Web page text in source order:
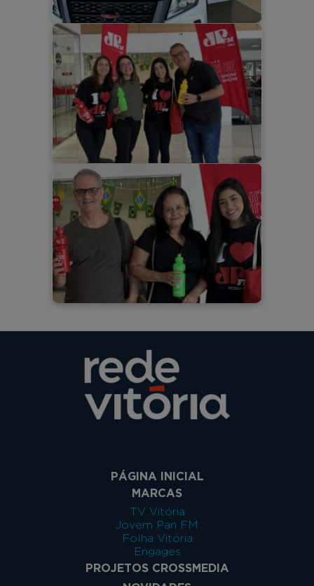
PÁGINA INICIAL
MARCAS
TV Vitória
Jovem Pan FM
Folha Vitória
Engages
PROJETOS CROSSMEDIA